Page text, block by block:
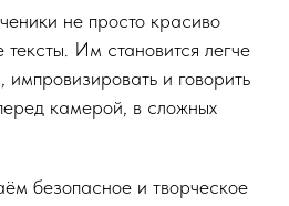
не просто красиво
тексты. Им становится легче
и говорить
камерой, в сложных
безопасное и творческое